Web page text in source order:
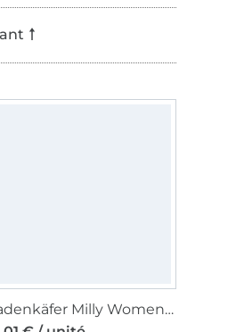
Fadenkäfer Milly Women paper pattern, en allemand